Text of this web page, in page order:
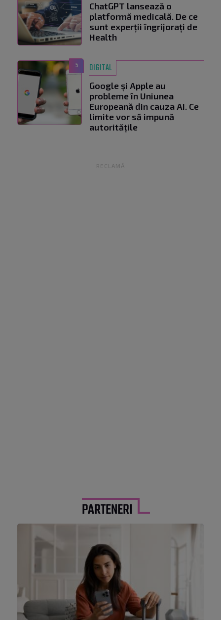
ChatGPT lansează o
platformă medicală. De ce
sunt experții îngrijorați de
Health
5 DIGITAL
Google și Apple au
probleme în Uniunea
Europeană din cauza AI. Ce
limite vor să impună
autoritățile
RECLAMĂ
PARTENERI